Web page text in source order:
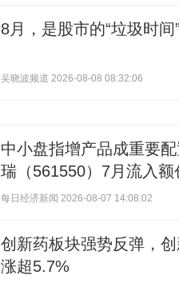
8月，是股市的“垃圾时间
吴晓波频道 2026-08-08 08:32:06
中小盘指增产品成重要
瑞（561550）7月流入
每日经济新闻 2026-08-07 14:08:02
创新药板块强势反弹，
涨超5.7%